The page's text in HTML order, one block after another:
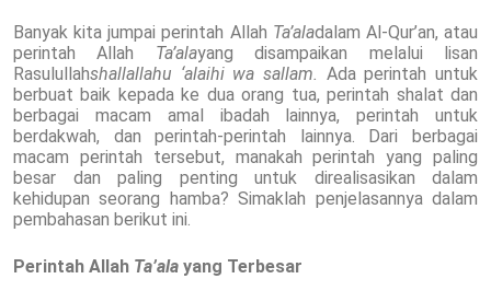
Banyak kita jumpai perintah Allah Ta’aladalam Al-Qur’an, atau
perintah Allah Ta’alayang disampaikan melalui lisan
Rasulullahshallallahu ‘alaihi wa sallam. Ada perintah untuk
berbuat baik kepada ke dua orang tua, perintah shalat dan
berbagai macam amal ibadah lainnya, perintah untuk
berdakwah, dan perintah-perintah lainnya. Dari berbagai
macam perintah tersebut, manakah perintah yang paling
besar dan paling penting untuk direalisasikan dalam
kehidupan seorang hamba? Simaklah penjelasannya dalam
pembahasan berikut ini.
Perintah Allah Ta’ala yang Terbesar